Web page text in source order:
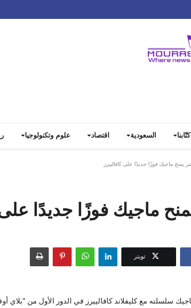
كتّابنا السعودية اقتصاد علوم وتكنولوجيا
يمنح ماجيك فوزًا جديدًا على كافالييرز
ماجيك فوزًا جديدًا على
تويتر
سلسلته مع كليفلاند كافالييرز في الدور الأول من